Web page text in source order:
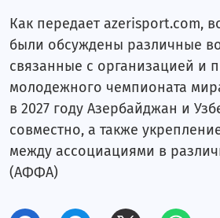
Азеррейл
Рабита
Игтисадчи
Локомотив
Неглиятчи
Календарь и результаты
Как передает azerisport.com,
были обсуждены различные
связанные с организацией и
молодежного чемпионата
в 2027 году Азербайджан и
совместно, а также
между ассоциациями в
(АФФА)